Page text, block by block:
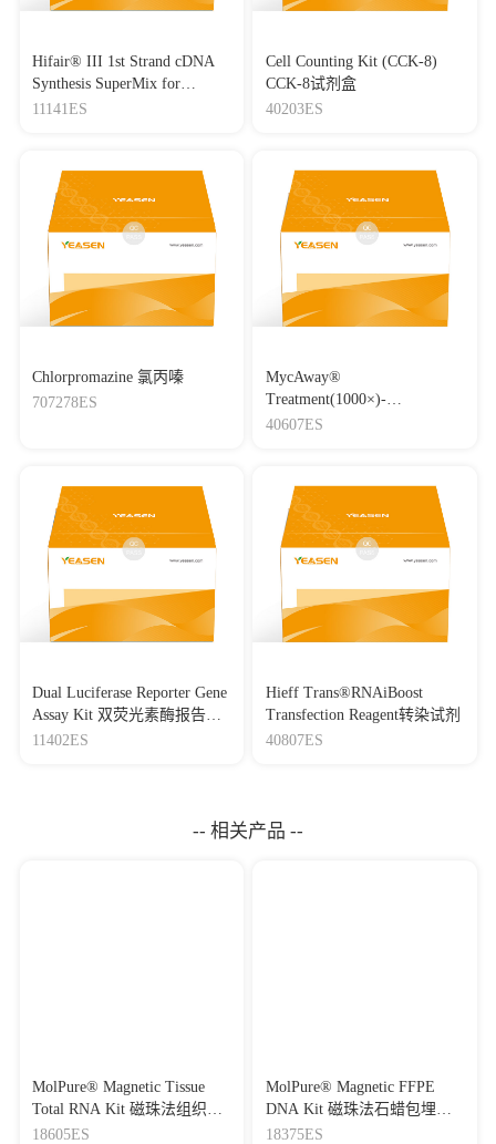
Hifair® III 1st Strand cDNA
Synthesis SuperMix for
qPCR(gDNA digester plus)
11141ES
Cell Counting Kit (CCK-8)
CCK-8试剂盒
40203ES
Chlorpromazine 氯丙嗪
707278ES
MycAway®
Treatment(1000×)-
Mycoplasma Elimination
40607ES
Dual Luciferase Reporter Gene
Assay Kit 双荧光素酶报告基
因检测试剂盒
11402ES
Hieff Trans®RNAiBoost
Transfection Reagent转染试剂
40807ES
-- 相关产品 --
MolPure® Magnetic Tissue
Total RNA Kit 磁珠法组织总
RNA提取试剂盒（瓶装）
18605ES
MolPure® Magnetic FFPE
DNA Kit 磁珠法石蜡包埋组
织DNA提取试剂盒（瓶装）
18375ES